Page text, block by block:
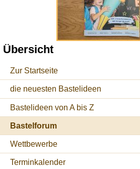
Übersicht
Zur Startseite
die neuesten Bastelideen
Bastelideen von A bis Z
Bastelforum
Wettbewerbe
Terminkalender